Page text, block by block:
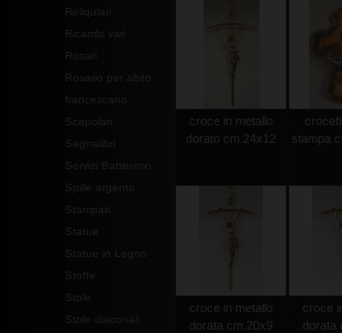
Reliquiari
Ricambi vari
Rosari
Rosario per abito
francescano
Scapolari
Segnalibri
Servizi Battesimo
Spille argento
Stampati
Statue
Statue in Legno
Stoffe
Stole
Stole diaconali
croce in metallo
dorato cm.24x12
stampa
croce in metallo
dorata cm.20x9
croce
dorata